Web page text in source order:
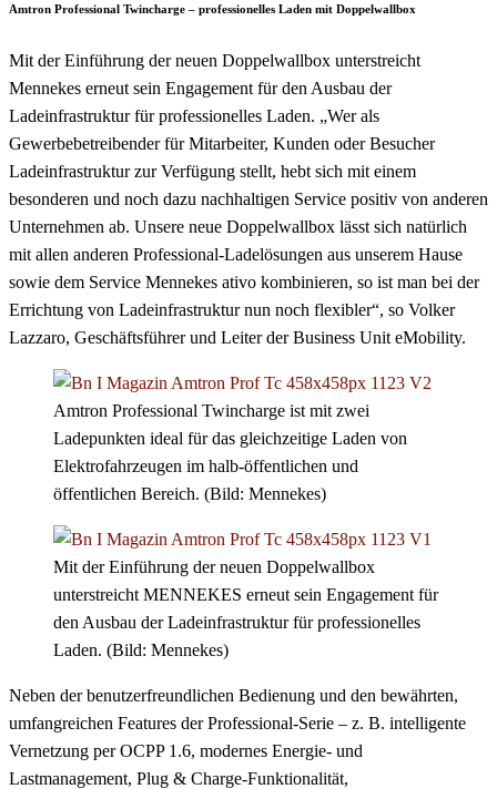
Amtron Professional Twincharge – professionelles Laden mit Doppelwallbox
Mit der Einführung der neuen Doppelwallbox unterstreicht
Mennekes erneut sein Engagement für den Ausbau der
Ladeinfrastruktur für professionelles Laden. „Wer als
Gewerbebetreibender für Mitarbeiter, Kunden oder Besucher
Ladeinfrastruktur zur Verfügung stellt, hebt sich mit einem
besonderen und noch dazu nachhaltigen Service positiv von anderen
Unternehmen ab. Unsere neue Doppelwallbox lässt sich natürlich
mit allen anderen Professional-Ladelösungen aus unserem Hause
sowie dem Service Mennekes ativo kombinieren, so ist man bei der
Errichtung von Ladeinfrastruktur nun noch flexibler“, so Volker
Lazzaro, Geschäftsführer und Leiter der Business Unit eMobility.
Amtron Professional Twincharge ist mit zwei
Ladepunkten ideal für das gleichzeitige Laden von
Elektrofahrzeugen im halb-öffentlichen und
öffentlichen Bereich. (Bild: Mennekes)
Mit der Einführung der neuen Doppelwallbox
unterstreicht MENNEKES erneut sein Engagement für
den Ausbau der Ladeinfrastruktur für professionelles
Laden. (Bild: Mennekes)
Neben der benutzerfreundlichen Bedienung und den bewährten,
umfangreichen Features der Professional-Serie – z. B. intelligente
Vernetzung per OCPP 1.6, modernes Energie- und
Lastmanagement, Plug & Charge-Funktionalität,